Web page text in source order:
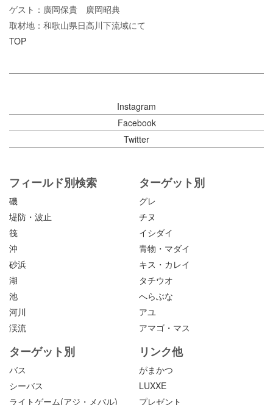
ゲスト：廣岡保貴 廣岡昭典
取材地：和歌山県日高川下流域にて
TOP
Instagram
Facebook
Twitter
フィールド別検索
磯
堤防・波止
筏
沖
砂浜
湖
池
河川
渓流
ターゲット別
グレ
チヌ
イシダイ
青物・マダイ
キス・カレイ
タチウオ
へらぶな
アユ
アマゴ・マス
ターゲット別
バス
シーバス
ライトゲーム(アジ・メバル)
リンク他
がまかつ
LUXXE
プレゼント